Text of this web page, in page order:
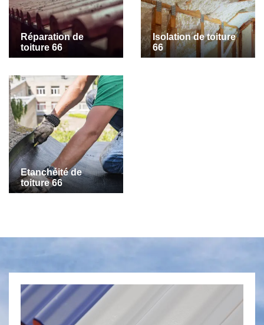
Réparation de
toiture 66
Isolation de toiture
66
Etanchéité de
toiture 66